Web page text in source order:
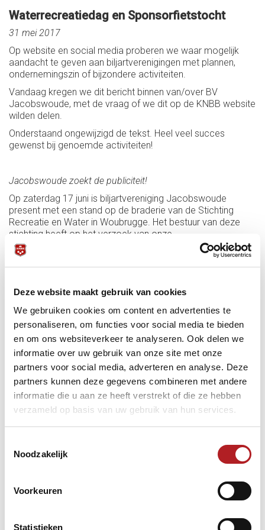
Deze website maakt gebruik van cookies
We gebruiken cookies om content en advertenties te
personaliseren, om functies voor social media te bieden
en om ons websiteverkeer te analyseren. Ook delen we
informatie over uw gebruik van onze site met onze
partners voor social media, adverteren en analyse. Deze
partners kunnen deze gegevens combineren met andere
informatie die u aan ze heeft verstrekt of die ze hebben
verzameld op basis van uw gebruik van hun services.
Noodzakelijk
Voorkeuren
Statistieken
Waterrecreatiedag en Sponsorfietstocht
31 mei 2017
Op website en social media proberen we waar mogelijk
aandacht te geven aan biljartverenigingen met plannen,
ondernemingszin of bijzondere activiteiten.
Vandaag kregen we dit bericht binnen van/over BV
Jacobswoude, met de vraag of we dit op de KNBB website
wilden delen.
Onderstaand ongewijzigd de tekst. Heel veel succes
gewenst bij genoemde activiteiten!
Jacobswoude zoekt de publiciteit!
Op zaterdag 17 juni is biljartvereniging Jacobswoude
present met een stand op de braderie van de Stichting
Recreatie en Water in Woubrugge. Het bestuur van deze
stichting heeft op het verzoek van onze
evenementencommissie de aandacht gevestigd op onze
aanwezigheid op de braderie, via hun website
“Waterrecreatiedag”.
Alles over de Waterrecreatiedag
Tevens is onze vereniging BV Jacobswoude stempelpost
bij de Rabo Sponsorfietstocht op 25 juni.
Alles over de Rabo Sponsorfietstocht
Intro-tekst: Rolf Slotboom
Tekst Jacobswoude: Piet Witteman, evenementencommissie